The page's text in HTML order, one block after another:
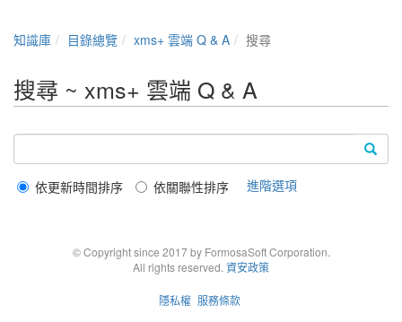
知識庫 目錄總覽 xms+ 雲端 Q & A 搜尋
搜尋 ~ xms+ 雲端 Q & A
依更新時間排序 依關聯性排序 進階選項
© Copyright since 2017 by FormosaSoft Corporation.
All rights reserved. 資安政策
隱私權 服務條款